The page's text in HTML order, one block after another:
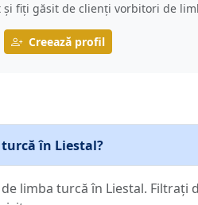
fiți găsit de clienți vorbitori de
Creează profil
în Liestal?
limba turcă în Liestal. Filtrați